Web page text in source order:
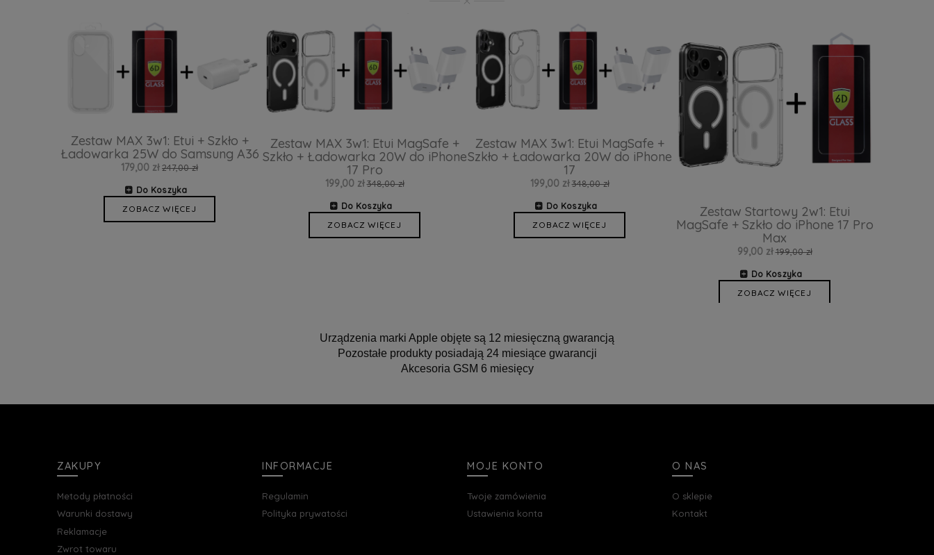
Zestaw MAX 3w1: Etui + Szkło +
Ładowarka 25W do Samsung A36
179,00 zł 247,00 zł
Do Koszyka
ZOBACZ WIĘCEJ
Zestaw MAX 3w1: Etui MagSafe +
Szkło + Ładowarka 20W do iPhone
17 Pro
199,00 zł 348,00 zł
Do Koszyka
ZOBACZ WIĘCEJ
Zestaw MAX 3w1: Etui MagSafe +
Szkło + Ładowarka 20W do iPhone
17
199,00 zł 348,00 zł
Do Koszyka
ZOBACZ WIĘCEJ
Zestaw Startowy 2w1: Etui
MagSafe + Szkło do iPhone 17 Pro
Max
99,00 zł 199,00 zł
Do Koszyka
ZOBACZ WIĘCEJ
Urządzenia marki Apple objęte są 12 miesięczną gwarancją
Pozostałe produkty posiadają 24 miesiące gwarancji
Akcesoria GSM 6 miesięcy
ZAKUPY
Metody płatności
Warunki dostawy
Reklamacje
Zwrot towaru
INFORMACJE
Regulamin
Polityka prywatości
MOJE KONTO
Twoje zamówienia
Ustawienia konta
O NAS
O sklepie
Kontakt